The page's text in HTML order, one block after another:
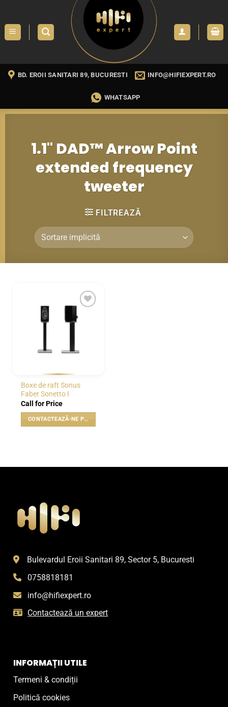
content
BD. EROII SANITARI 89, BUCURESTI INFO@HIFIEXPERT.RO
WHATSAPP
1.1" DAD™ Arrow Point
extended frequency
tweeter
FILTREAZĂ
WISHLIST
Boxe de raft Sonus
Faber Sonetto I
Call for Price
CONTACTEAZĂ-NE PENTRU PREȚ
Bulevardul Eroii Sanitari 89, Sector 5, Bucuresti
0758818181
info@hifiexpert.ro
Contactează un expert
INFORMAȚII UTILE
Termeni & condiții
Politică cookies